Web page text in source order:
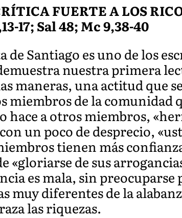
FUERTE A LOS
17; Sal 48; Mc 9,38-40
de Santiago es uno de los
nuestra primera
maneras, una actitud que
miembros de la comunidad
hace a otros miembros,
un poco de desprecio,
tienen más
«gloriarse de sus
es mala, sin
muy diferentes de la
las riquezas.